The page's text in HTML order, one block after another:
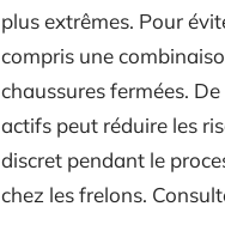
plus extrêmes. Pour
compris une
chaussures fermées.
actifs peut réduire les
discret pendant le
chez les frelons.